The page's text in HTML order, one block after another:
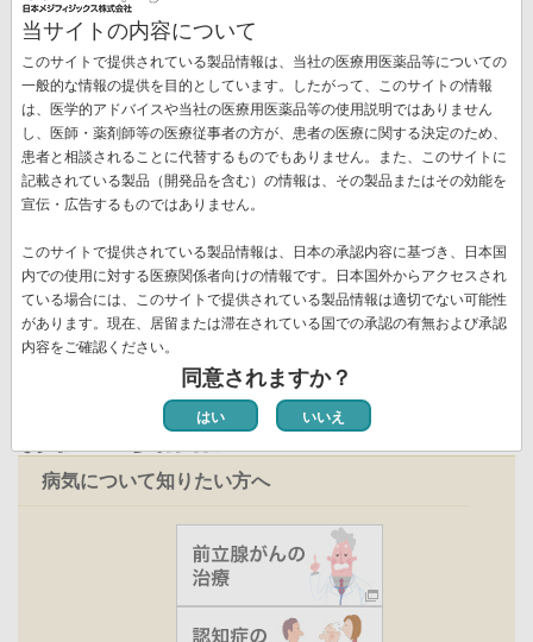
2021年3月22日
「健康経営優良法人2021」に認定
2021年2月25日 お知らせ
「AIレセチェッカー」の取り扱い終了について(PDF)
ペ
ー
ジ
送
り
先
頭
ー
ジ
« 最初
前
ペ
ジ
‹‹
ペ
ー
11
ペ
ー
12
ペ
ー
13
ペ
ー
14
カ
レ
ト
ペ
ー
ジ
15
ペ
ー
16
ペ
ジ
17
ペ
ジ
18
ペ
ジ
19
次
ー
ジ
››
ペ
ー
ジ
新着情報一覧
お役立ち情報
病気について知りたい方へ
当サイトの内容について
このサイトで提供されている製品情報は、当社の医療用医薬品等についての
一般的な情報の提供を目的としています。したがって、このサイトの情報
は、医学的アドバイスや当社の医療用医薬品等の使用説明ではありません
し、医師・薬剤師等の医療従事者の方が、患者の医療に関する決定のため、
患者と相談されることに代替するものでもありません。また、このサイトに
記載されている製品（開発品を含む）の情報は、その製品またはその効能を
宣伝・広告するものではありません。
このサイトで提供されている製品情報は、日本の承認内容に基づき、日本国
内での使用に対する医療関係者向けの情報です。日本国外からアクセスされ
ている場合には、このサイトで提供されている製品情報は適切でない可能性
があります。現在、居留または滞在されている国での承認の有無および承認
内容をご確認ください。
同意されますか？
はい いいえ